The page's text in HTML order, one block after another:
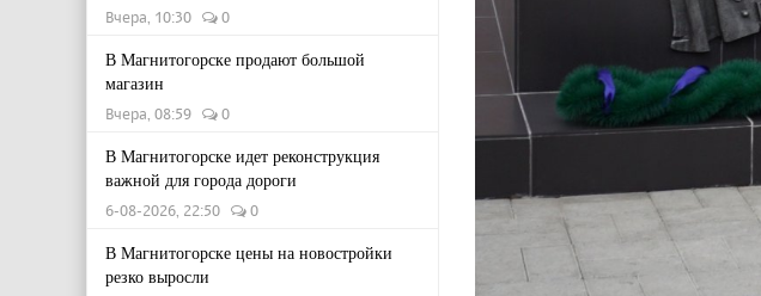
Вчера, 10:30 0
В Магнитогорске продают большой
магазин
Вчера, 08:59 0
В Магнитогорске идет реконструкция
важной для города дороги
6-08-2026, 22:50 0
В Магнитогорске цены на новостройки
резко выросли